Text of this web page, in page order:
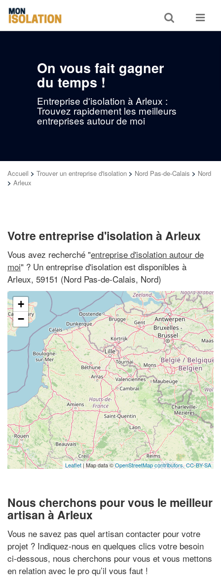
Toggle
search
Toggle
On vous fait gagner
du temps !
Entreprise d'isolation à Arleux :
Trouvez rapidement les meilleurs
entreprises autour de moi
Accueil > Trouver un entreprise d'isolation > Nord Pas-de-Calais > Nord
> Arleux
Votre entreprise d'isolation à Arleux
Vous avez recherché "entreprise d'isolation autour de
moi" ? Un entreprise d'isolation est disponibles à
Arleux, 59151 (Nord Pas-de-Calais, Nord)
+
−
Leaflet| Map data ©OpenStreetMap contributors,CC-BY-SA
Nous cherchons pour vous le meilleur
artisan à Arleux
Vous ne savez pas quel artisan contacter pour votre
projet ? Indiquez-nous en quelques clics votre besoin
ci-dessous, nous cherchons pour vous et vous mettons
en relation avec le pro qu’il vous faut !